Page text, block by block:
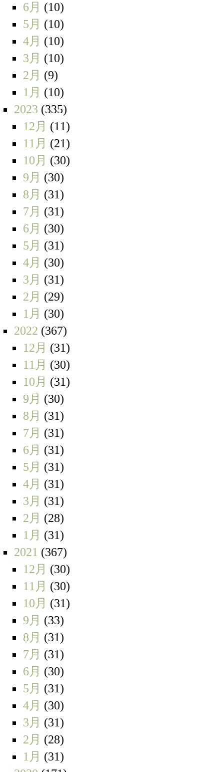
6月 (10)
5月 (10)
4月 (10)
3月 (10)
2月 (9)
1月 (10)
2023 (335)
12月 (11)
11月 (21)
10月 (30)
9月 (30)
8月 (31)
7月 (31)
6月 (30)
5月 (31)
4月 (30)
3月 (31)
2月 (29)
1月 (30)
2022 (367)
12月 (31)
11月 (30)
10月 (31)
9月 (30)
8月 (31)
7月 (31)
6月 (31)
5月 (31)
4月 (31)
3月 (31)
2月 (28)
1月 (31)
2021 (367)
12月 (30)
11月 (30)
10月 (31)
9月 (33)
8月 (31)
7月 (31)
6月 (30)
5月 (31)
4月 (30)
3月 (31)
2月 (28)
1月 (31)